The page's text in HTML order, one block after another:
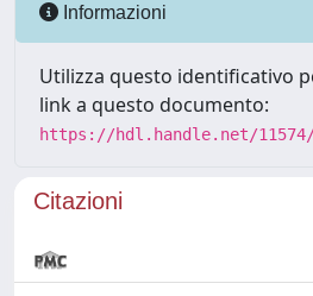
Informazioni
Utilizza questo identificativo
link a questo documento:
https://hdl.handle.net/11574/
Citazioni